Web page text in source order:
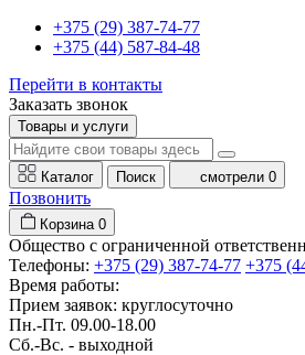
+375 (29) 387-74-77
+375 (44) 587-84-48
Перейти в контакты
Заказать звонок
Товары и услуги
Каталог Поиск смотрели 0
Позвонить
Корзина 0
Общество с ограниченной
Телефоны: +375 (29) 387-74-77 +375
Время работы:
Прием заявок: круглосуточно
Пн.-Пт. 09.00-18.00
Cб.-Вс. - выходной